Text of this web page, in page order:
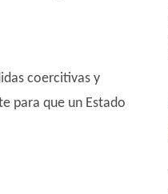
coercitivas y
para que un Estado